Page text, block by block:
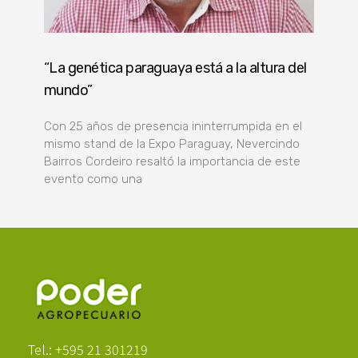
“La genética paraguaya está a la altura del
mundo”
Con 25 años de presencia ininterrumpida en el
mismo stand de la Expo Paraguay, Nevercindo
Bairros Cordeiro resaltó la importancia de este
evento como una
Tel.: +595 21 301219